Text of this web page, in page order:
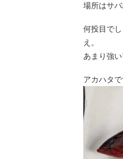
場所はサバ
何投目で
え。
あまり強
アカハタで